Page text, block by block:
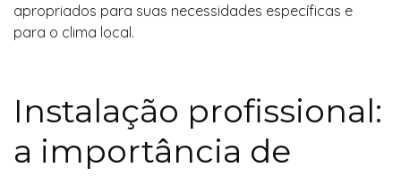
apropriados para suas necessidades específicas e
para o clima local.
Instalação profissional:
a importância de